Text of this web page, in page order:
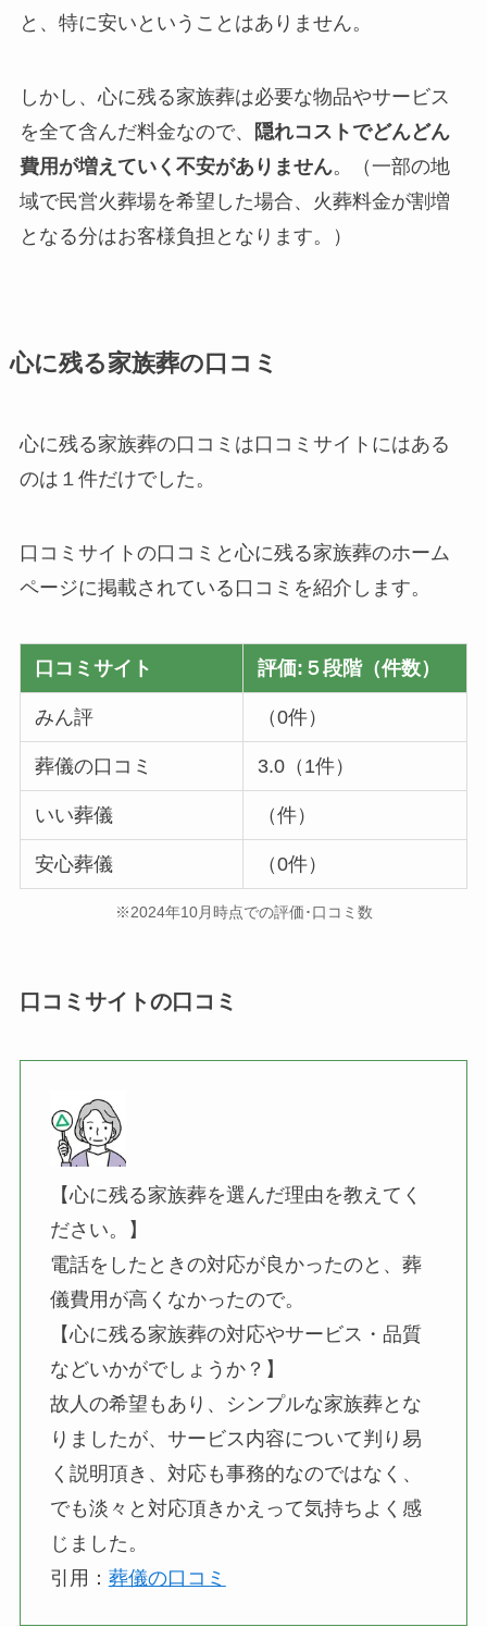
と、特に安いということはありません。
しかし、心に残る家族葬は必要な物品やサービス
を全て含んだ料金なので、
隠れコストでどんどん
費用が増えていく不安がありません。（一部の地
域で民営火葬場を希望した場合、火葬料金が割増
となる分はお客様負担となります。）
心に残る家族葬の口コミ
心に残る家族葬の口コミは口コミサイトにはある
のは１件だけでした。
口コミサイトの口コミと心に残る家族葬のホーム
ページに掲載されている口コミを紹介します。
口コミサイト 評価:５段階（件数）
みん評 （0件）
葬儀の口コミ 3.0（1件）
いい葬儀 （件）
安心葬儀 （0件）
※2024年10月時点での評価･口コミ数
口コミサイトの口コミ
【心に残る家族葬を選んだ理由を教えてく
ださい。】
電話をしたときの対応が良かったのと、葬
儀費用が高くなかったので。
【心に残る家族葬の対応やサービス・品質
などいかがでしょうか？】
故人の希望もあり、シンプルな家族葬とな
りましたが、サービス内容について判り易
く説明頂き、対応も事務的なのではなく、
でも淡々と対応頂きかえって気持ちよく感
じました。
引用： 葬儀の口コミ